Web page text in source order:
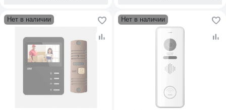
Нет в наличии Нет в наличии